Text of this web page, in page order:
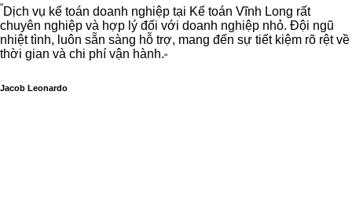
“Dịch vụ kế toán doanh nghiệp tại Kế toán Vĩnh Long rất
chuyên nghiệp và hợp lý đối với doanh nghiệp nhỏ. Đội ngũ
nhiệt tình, luôn sẵn sàng hỗ trợ, mang đến sự tiết kiệm rõ rệt về
thời gian và chi phí vận hành.“
Jacob Leonardo